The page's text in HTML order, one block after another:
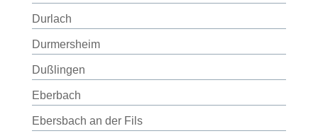
Durlach
Durmersheim
Dußlingen
Eberbach
Ebersbach an der Fils